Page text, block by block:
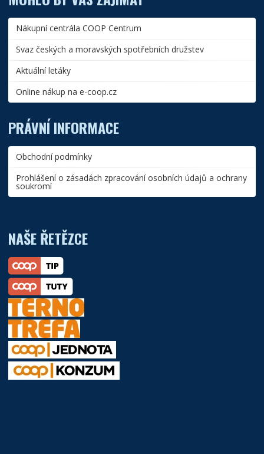
Nákupní centrála COOP Centrum
Svaz českých a moravských spotřebních družstev
Aktuální letáky
Online nákup na e-coop.cz
PRÁVNÍ INFORMACE
Obchodní podmínky
Prohlášení o zásadách zpracování osobních údajů a ochrany
soukromí
NAŠE ŘETĚZCE